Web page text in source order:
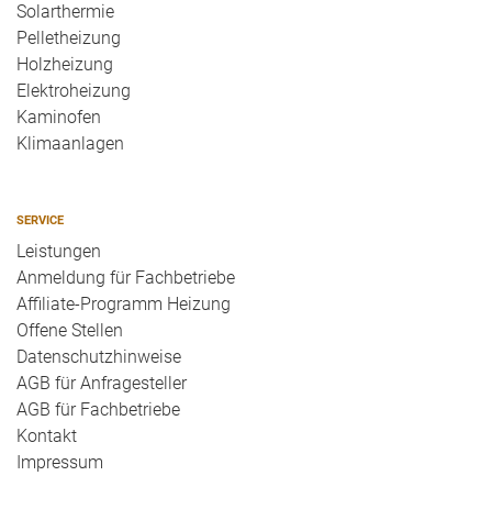
Solarthermie
Pelletheizung
Holzheizung
Elektroheizung
Kaminofen
Klimaanlagen
SERVICE
Leistungen
Anmeldung für Fachbetriebe
Affiliate-Programm Heizung
Offene Stellen
Datenschutzhinweise
AGB für Anfragesteller
AGB für Fachbetriebe
Kontakt
Impressum